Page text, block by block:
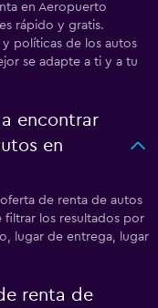
en Aeropuerto
rápido y gratis.
políticas de los autos
se adapte a ti y a tu
encontrar
en
de renta de autos
filtrar los resultados por
lugar de entrega, lugar
renta de